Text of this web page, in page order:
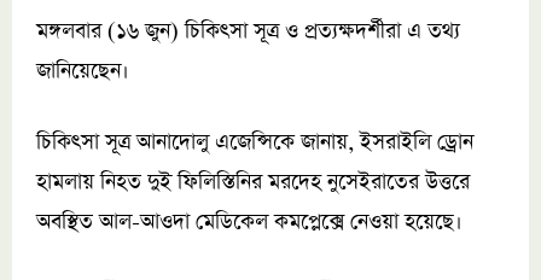
মঙ্গলবার (১৬ জুন) চিকিৎসা সূত্র ও প্রত্যক্ষদর্শীরা এ তথ্য
জানিয়েছেন।
চিকিৎসা সূত্র আনাদোলু এজেন্সিকে জানায়, ইসরাইলি ড্রোন
হামলায় নিহত দুই ফিলিস্তিনির মরদেহ নুসেইরাতের উত্তরে
অবস্থিত আল-আওদা মেডিকেল কমপ্লেক্সে নেওয়া হয়েছে।